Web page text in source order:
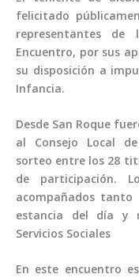
felicitado
representantes
Encuentro, por sus
su disposición a
Infancia.
Desde San Roque
al Consejo Local
sorteo entre los 28
de participación.
acompañados
estancia del día y
Servicios Sociales
‌En este encuentro